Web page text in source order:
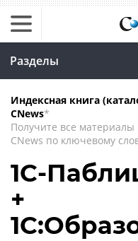
Разделы
Индексная книга
CNews*
Получите все материалы
CNews по ключевому
1С-
+